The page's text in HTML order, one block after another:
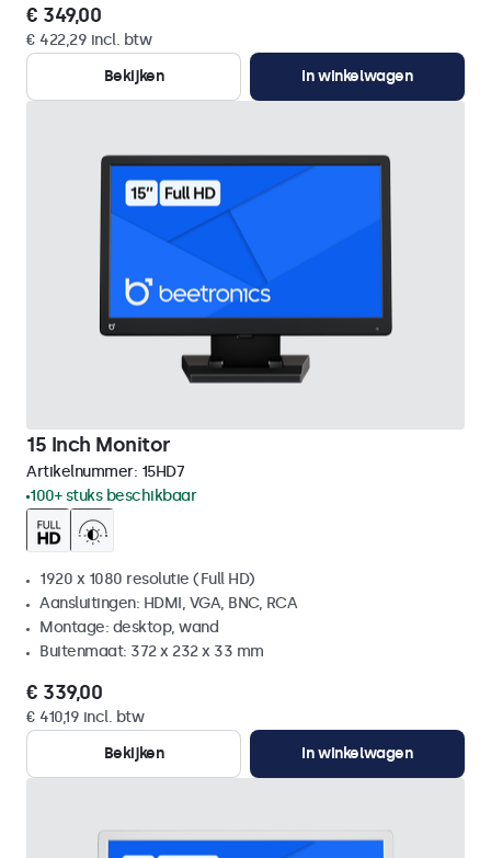
€ 349,00
€ 422,29 incl. btw
Bekijken
In winkelwagen
15 Inch Monitor
Artikelnummer: 15HD7
100+ stuks beschikbaar
1920 x 1080 resolutie (Full HD)
Aansluitingen: HDMI, VGA, BNC, RCA
Montage: desktop, wand
Buitenmaat: 372 x 232 x 33 mm
€ 339,00
€ 410,19 incl. btw
Bekijken
In winkelwagen